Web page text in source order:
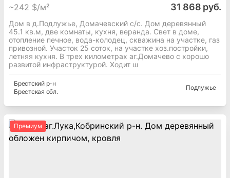
~242 $/м² 31 868 руб.
Дом в д.Подлужье, Домачевский с/с. Дом деревянный
45.1 кв.м, две комнаты, кухня, веранда. Свет в доме,
отопление печное, вода-колодец, скважина на участке, газ
привозной. Участок 25 соток, на участке хоз.постройки,
летняя кухня. В трех километрах аг.Домачево с хорошо
развитой инфраструктурой. Ходит ш
Брестскийр-н
Брестская обл.
Подлужье
Премиум